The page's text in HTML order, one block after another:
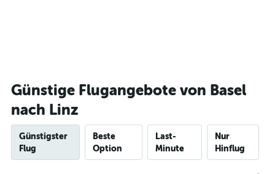
Günstige Flugangebote von Basel
nach Linz
Günstigster
Flug
Beste
Option
Last-
Minute
Nur
Hinflug